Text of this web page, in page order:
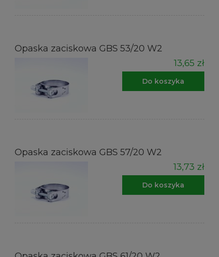
Opaska zaciskowa GBS 53/20 W2
13,65 zł
Do koszyka
Opaska zaciskowa GBS 57/20 W2
13,73 zł
Do koszyka